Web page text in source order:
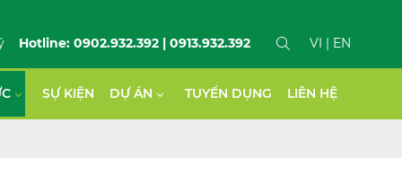
Hotline: 0902.932.392 | 0913.932.392 VI | EN
SỰ KIỆN DỰ ÁN TUYỂN DỤNG LIÊN HỆ